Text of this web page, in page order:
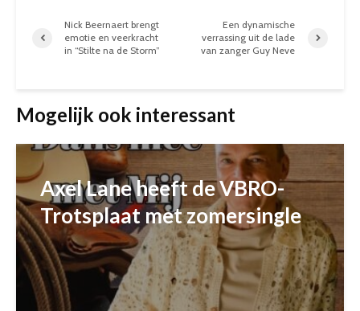
Nick Beernaert brengt
emotie en veerkracht
in “Stilte na de Storm”
Een dynamische
verrassing uit de lade
van zanger Guy Neve
Mogelijk ook interessant
Axel Lane heeft de VBRO-
Trotsplaat met zomersingle